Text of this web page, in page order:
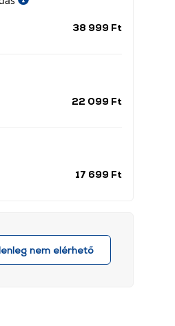
időszak
38 999 Ft
időszak
22 099 Ft
időszak
17 699 Ft
nem elérhető